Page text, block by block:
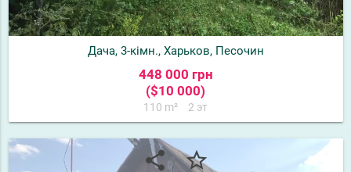
Дача, 3-кімн., Харьков, Песочин
448 000 грн
($10 000)
110 m² 2 эт
share star_border